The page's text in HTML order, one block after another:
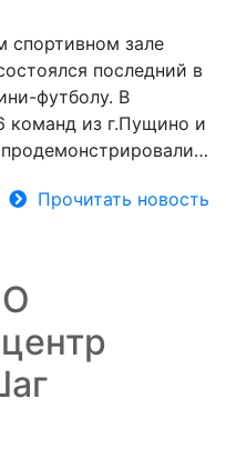
спортивном зале
последний в
футболу. В
команд из г.Пущино и
Прочитать новость